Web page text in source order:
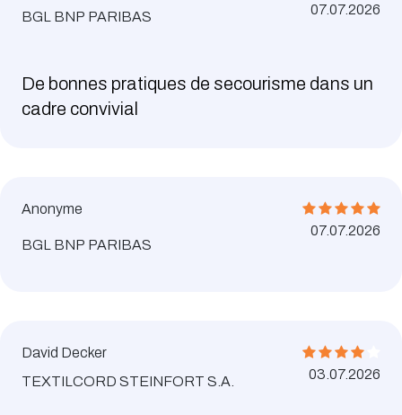
BGL BNP PARIBAS
07.07.2026
De bonnes pratiques de secourisme dans un
cadre convivial
Anonyme
BGL BNP PARIBAS
07.07.2026
David Decker
TEXTILCORD STEINFORT S.A.
03.07.2026